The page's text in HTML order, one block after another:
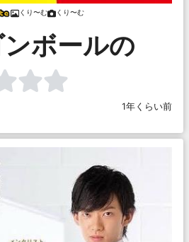
くり〜む くり〜む
ンボールの
1年くらい前